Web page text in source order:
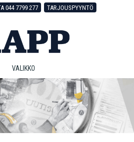
044 7799 277 TARJOUSPYYNTÖ
VALIKKO